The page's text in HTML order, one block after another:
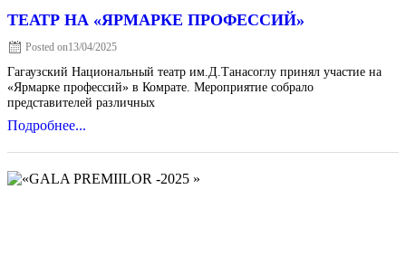
ТЕАТР НА «ЯРМАРКЕ ПРОФЕССИЙ»
Posted on13/04/2025
Гагаузский Национальный театр им.Д.Танасоглу принял участие на
«Ярмарке профессий» в Комрате. Мероприятие собрало
представителей различных
Подробнее...